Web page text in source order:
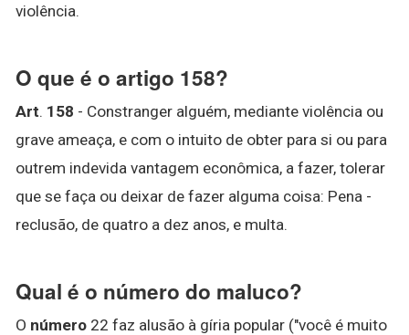
violência.
O que é o artigo 158?
Art. 158 - Constranger alguém, mediante violência ou
grave ameaça, e com o intuito de obter para si ou para
outrem indevida vantagem econômica, a fazer, tolerar
que se faça ou deixar de fazer alguma coisa: Pena -
reclusão, de quatro a dez anos, e multa.
Qual é o número do maluco?
O número 22 faz alusão à gíria popular ("você é muito